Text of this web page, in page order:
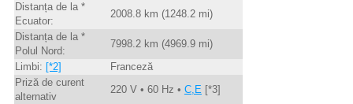
Distanța de la *
Ecuator:
2008.8 km (1248.2 mi)
Distanța de la *
Polul Nord:
7998.2 km (4969.9 mi)
Limbi: [*2]
Franceză
Priză de curent
alternativ
220 V • 60 Hz • C,E[*3]